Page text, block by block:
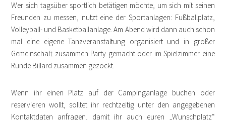
Wer sich tagsüber sportlich betätigen möchte, um sich mit seinen
Freunden zu messen, nutzt eine der Sportanlagen: Fußballplatz,
Volleyball- und Basketballanlage. Am Abend wird dann auch schon
mal eine eigene Tanzveranstaltung organisiert und in großer
Gemeinschaft zusammen Party gemacht oder im Spielzimmer eine
Runde Billard zusammen gezockt.
Wenn ihr einen Platz auf der Campinganlage buchen oder
reservieren wollt, solltet ihr rechtzeitig unter den angegebenen
Kontaktdaten anfragen, damit ihr auch euren „Wunschplatz“